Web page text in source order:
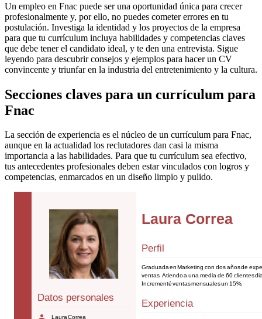
Un empleo en Fnac puede ser una oportunidad única para crecer
profesionalmente y, por ello, no puedes cometer errores en tu
postulación. Investiga la identidad y los proyectos de la empresa
para que tu currículum incluya habilidades y competencias claves
que debe tener el candidato ideal, y te den una entrevista. Sigue
leyendo para descubrir consejos y ejemplos para hacer un CV
convincente y triunfar en la industria del entretenimiento y la cultura.
Secciones claves para un currículum para
Fnac
La sección de experiencia es el núcleo de un currículum para Fnac,
aunque en la actualidad los reclutadores dan casi la misma
importancia a las habilidades. Para que tu currículum sea efectivo,
tus antecedentes profesionales deben estar vinculados con logros y
competencias, enmarcados en un diseño limpio y pulido.